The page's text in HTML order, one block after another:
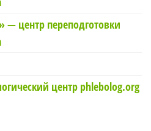
— центр переподготовки
центр phlebolog.org